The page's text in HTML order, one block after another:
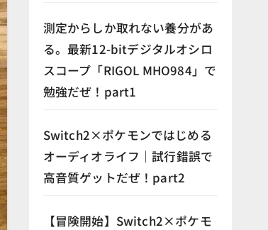
測定からしか取れない養分があ
る。最新12-bitデジタルオシロ
スコープ「RIGOL MHO984」で
勉強だぜ！part1
Switch2×ポケモンではじめる
オーディオライフ｜試行錯誤で
高音質ゲットだぜ！part2
【冒険開始】Switch2×ポケモ